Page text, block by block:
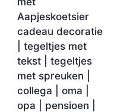
Aapjeskoetsier
cadeau decoratie
| tegeltjes met
tekst | tegeltjes
met spreuken |
collega | oma |
opa | pensioen |